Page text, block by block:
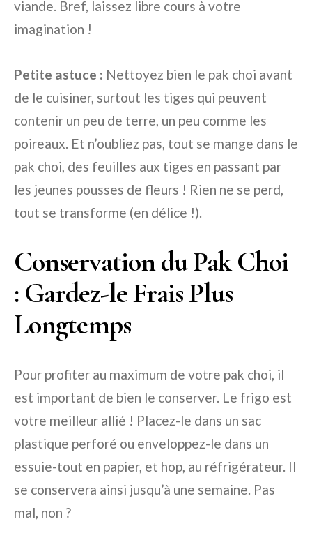
viande. Bref, laissez libre cours à votre
imagination !
Petite astuce : Nettoyez bien le pak choi avant
de le cuisiner, surtout les tiges qui peuvent
contenir un peu de terre, un peu comme les
poireaux. Et n’oubliez pas, tout se mange dans le
pak choi, des feuilles aux tiges en passant par
les jeunes pousses de fleurs ! Rien ne se perd,
tout se transforme (en délice !).
Conservation du Pak Choi
: Gardez-le Frais Plus
Longtemps
Pour profiter au maximum de votre pak choi, il
est important de bien le conserver. Le frigo est
votre meilleur allié ! Placez-le dans un sac
plastique perforé ou enveloppez-le dans un
essuie-tout en papier, et hop, au réfrigérateur. Il
se conservera ainsi jusqu’à une semaine. Pas
mal, non ?